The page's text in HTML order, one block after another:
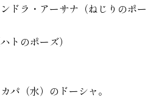
ドラ・アーサナ（ねじりのポー
トのポーズ）
パ（水）のドーシャ。